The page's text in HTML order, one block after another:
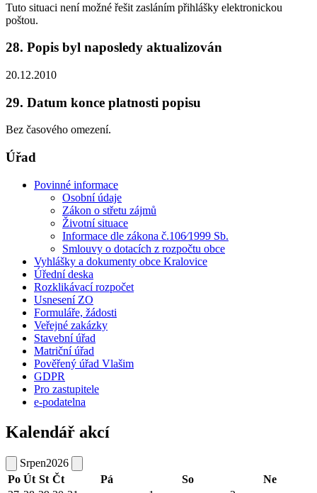
Tuto situaci není možné řešit zasláním přihlášky elektronickou
poštou.
28. Popis byl naposledy aktualizován
20.12.2010
29. Datum konce platnosti popisu
Bez časového omezení.
Úřad
Povinné informace
Osobní údaje
Zákon o střetu zájmů
Životní situace
Informace dle zákona č.106⁄1999 Sb.
Smlouvy o dotacích z rozpočtu obce
Vyhlášky a dokumenty obce Kralovice
Úřední deska
Rozklikávací rozpočet
Usnesení ZO
Formuláře, žádosti
Veřejné zakázky
Stavební úřad
Matriční úřad
Pověřený úřad Vlašim
GDPR
Pro zastupitele
e-podatelna
Kalendář akcí
Srpen2026
Po Út St Čt Pá So
Ne